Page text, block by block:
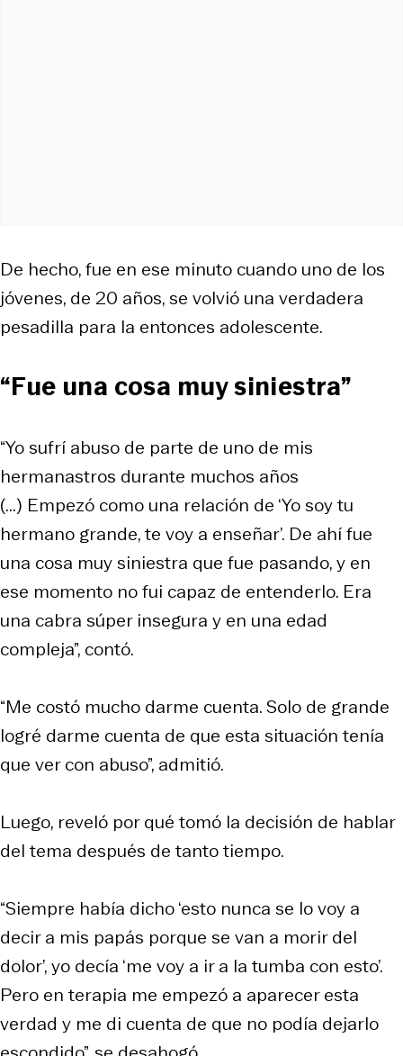
De hecho, fue en ese minuto cuando uno de los
jóvenes, de 20 años, se volvió una verdadera
pesadilla para la entonces adolescente.
“Fue una cosa muy siniestra”
“Yo sufrí abuso de parte de uno de mis
hermanastros durante muchos años
(...) Empezó como una relación de ‘Yo soy tu
hermano grande, te voy a enseñar’. De ahí fue
una cosa muy siniestra que fue pasando, y en
ese momento no fui capaz de entenderlo. Era
una cabra súper insegura y en una edad
compleja”, contó.
“Me costó mucho darme cuenta. Solo de grande
logré darme cuenta de que esta situación tenía
que ver con abuso”, admitió.
Luego, reveló por qué tomó la decisión de hablar
del tema después de tanto tiempo.
“Siempre había dicho ‘esto nunca se lo voy a
decir a mis papás porque se van a morir del
dolor’, yo decía ‘me voy a ir a la tumba con esto’.
Pero en terapia me empezó a aparecer esta
verdad y me di cuenta de que no podía dejarlo